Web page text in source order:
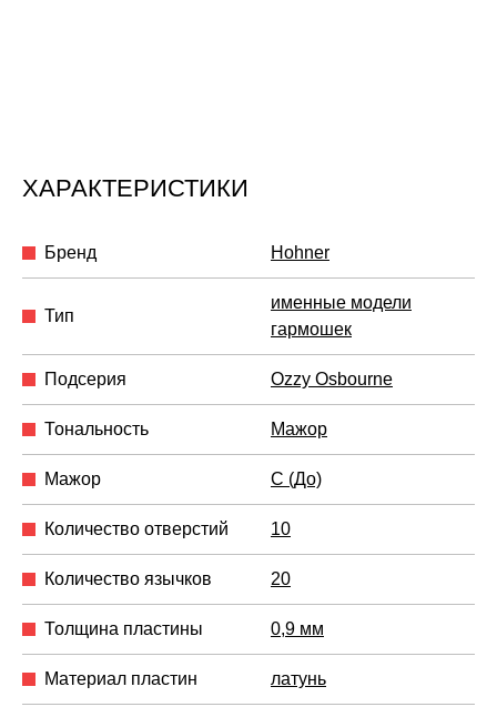
ХАРАКТЕРИСТИКИ
Бренд Hohner
Тип
именные модели
гармошек
Подсерия Ozzy Osbourne
Тональность Мажор
Мажор C (До)
Количество отверстий 10
Количество язычков 20
Толщина пластины 0,9 мм
Материал пластин латунь